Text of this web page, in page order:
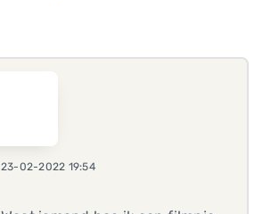
23-02-2022 19:54